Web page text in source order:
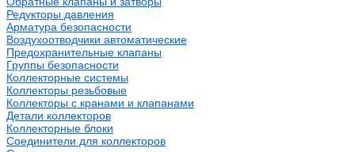
Редукторы давления
Арматура безопасности
Воздухоотводчики автоматические
Предохранительные клапаны
Группы безопасности
Коллекторные системы
Коллекторы резьбовые
Коллекторы с кранами и клапанами
Детали коллекторов
Коллекторные блоки
Соединители для коллекторов